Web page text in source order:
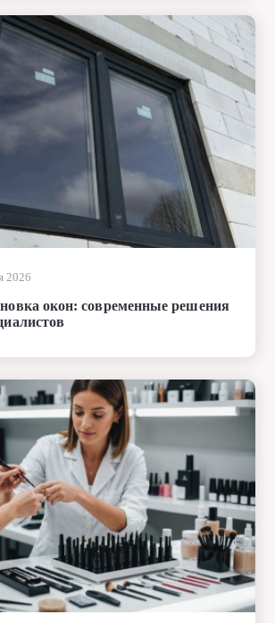
окон: современные решения